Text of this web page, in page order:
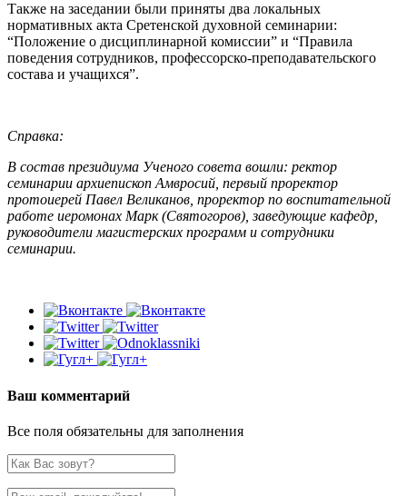
Также на заседании были приняты два локальных
нормативных акта Сретенской духовной семинарии:
“Положение о дисциплинарной комиссии” и “Правила
поведения сотрудников, профессорско-преподавательского
состава и учащихся”.
Справка:
В состав президиума Ученого совета вошли: ректор
семинарии архиепископ Амвросий, первый проректор
протоиерей Павел Великанов, проректор по воспитательной
работе иеромонах Марк (Святогоров), заведующие кафедр,
руководители магистерских программ и сотрудники
семинарии.
Ваш комментарий
Все поля обязательны для заполнения